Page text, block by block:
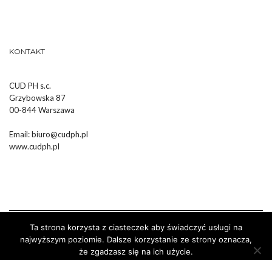
KONTAKT
CUD PH s.c.
Grzybowska 87
00-844 Warszawa
Email:biuro@cudph.pl
www.cudph.pl
Wykonanie :Strony Internetowe Białystok Dr Pixel
Ta strona korzysta z ciasteczek aby świadczyć usługi na
najwyższym poziomie. Dalsze korzystanie ze strony oznacza,
że zgadzasz się na ich użycie.